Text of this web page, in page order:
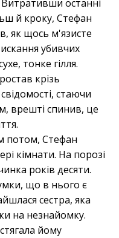
останні
й кроку, Стефан
як щось м'язисте
убивчих
тонке гілля.
крізь
стаючи
врешті спинив, це
потом, Стефан
кімнати. На порозі
років десяти.
що в нього є
сестра, яка
на незнайомку.
йому